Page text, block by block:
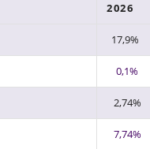
2026
17,9%
0,1%
2,74%
7,74%